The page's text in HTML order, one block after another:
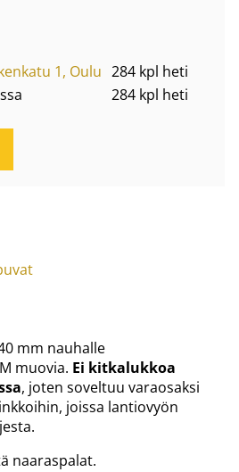
1, Oulu 284 kpl heti
284 kpl heti
mm nauhalle
muovia. Ei kitkalukkoa
, joten soveltuu varaosaksi
joissa lantiovyön
naaraspalat.